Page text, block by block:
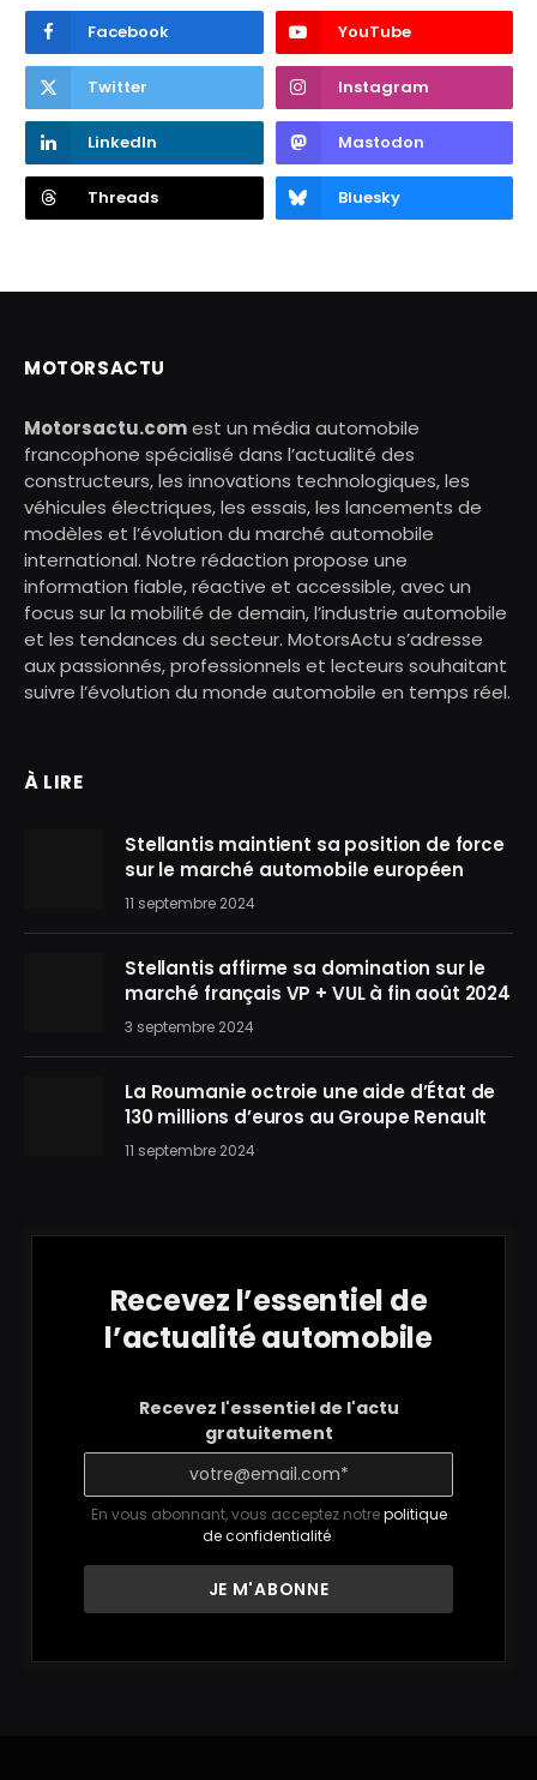
Facebook YouTube
Twitter Instagram
LinkedIn Mastodon
Threads Bluesky
MOTORSACTU
Motorsactu.comest un média automobile
francophone spécialisé dans l’actualité des
constructeurs, les innovations technologiques, les
véhicules électriques, les essais, les lancements de
modèles et l’évolution du marché automobile
international. Notre rédaction propose une
information fiable, réactive et accessible, avec un
focus sur la mobilité de demain, l’industrie automobile
et les tendances du secteur. MotorsActu s’adresse
aux passionnés, professionnels et lecteurs souhaitant
suivre l’évolution du monde automobile en temps réel.
À LIRE
Stellantis maintient sa position de force
sur le marché automobile européen
11 septembre 2024
Stellantis affirme sa domination sur le
marché français VP + VUL à fin août 2024
3 septembre 2024
La Roumanie octroie une aide d’État de
130 millions d’euros au Groupe Renault
11 septembre 2024
Recevez l’essentiel de
l’actualité automobile
Recevez l'essentiel de l'actu
gratuitement
En vous abonnant, vous acceptez notrepolitique
de confidentialité.